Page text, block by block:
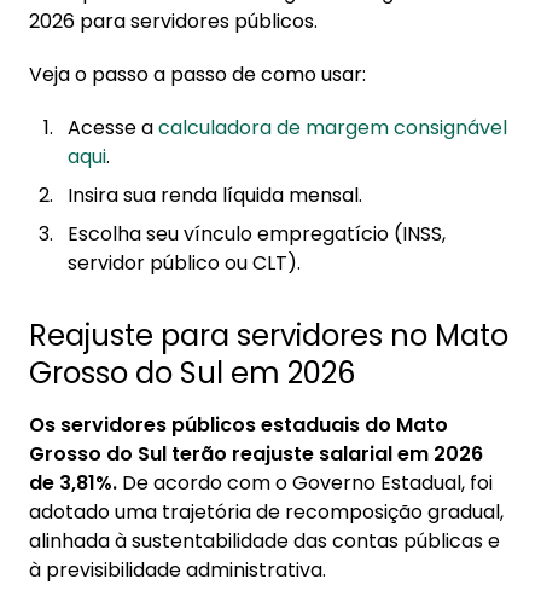
2026 para servidores públicos.
Veja o passo a passo de como usar:
Acesse acalculadora de margem consignável
aqui.
Insira sua renda líquida mensal.
Escolha seu vínculo empregatício (INSS,
servidor público ou CLT).
Reajuste para servidores no Mato
Grosso do Sul em 2026
Os servidores públicos estaduais do Mato
Grosso do Sul terão reajuste salarial em 2026
de 3,81%. De acordo com o Governo Estadual, foi
adotado uma trajetória de recomposição gradual,
alinhada à sustentabilidade das contas públicas e
à previsibilidade administrativa.